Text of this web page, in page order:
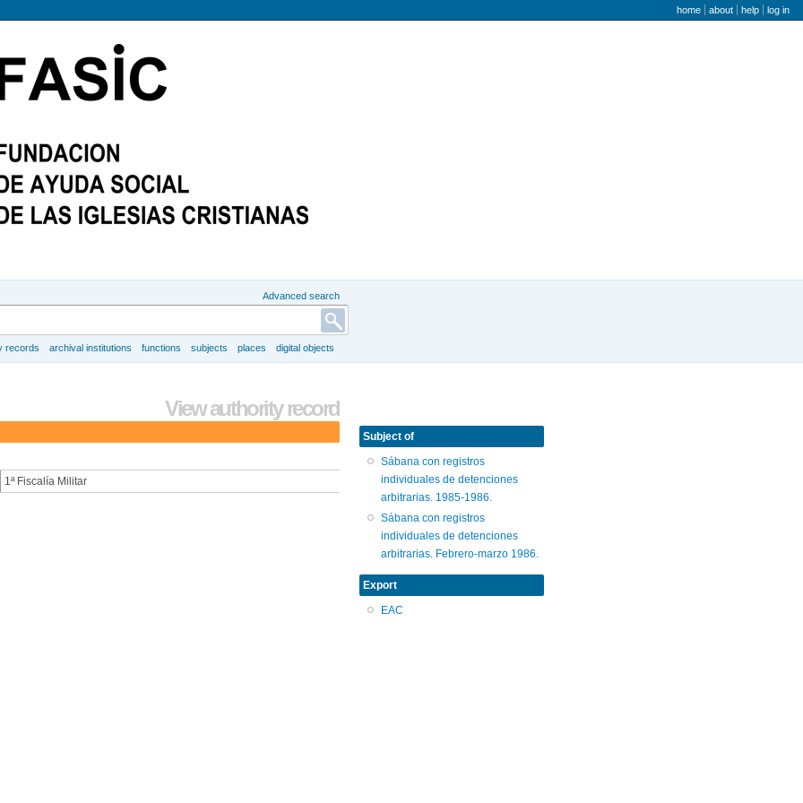
user menu
home about help log in
Advanced search
records archival institutions functions subjects places digital objects
View authority record
1ª Fiscalía Militar
Subject of
Sábana con registros
individuales de detenciones
arbitrarias. 1985-1986.
Sábana con registros
individuales de detenciones
arbitrarias. Febrero-marzo 1986.
Export
EAC